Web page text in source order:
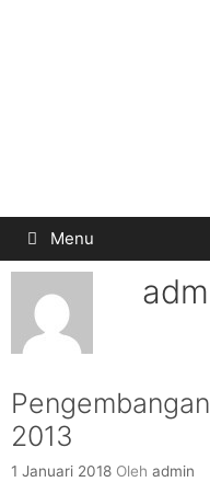
Menu
2013
1 Januari 2018 Oleh admin